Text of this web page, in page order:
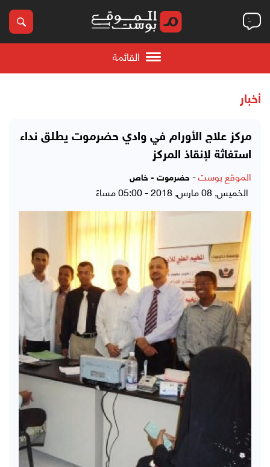
القائمة
أخبار
مركز علاج الأورام في وادي حضرموت يطلق نداء
استغاثة لإنقاذ المركز
الموقع بوست- حضرموت - خاص
الخميس, 08 مارس, 2018 - 05:00 مساءً